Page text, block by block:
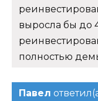
выросла бы до
полностью
Павел